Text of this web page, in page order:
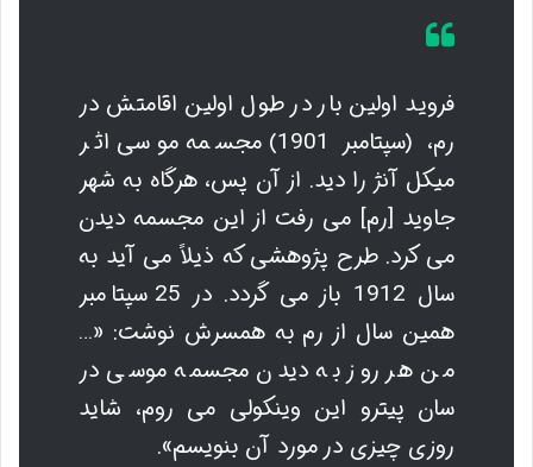
فروید اولین بار در طول اولین اقامتش در
رم، (سپتامبر 1901) مجسمه موسى اثر
میکل آنژ را دید. از آن پس، هرگاه به شهر
جاوید [رم] مى رفت از این مجسمه دیدن
مى کرد. طرح پژوهشى که ذیلاً مى آید به
سال 1912 باز مى گردد. در 25 سپتامبر
همین سال از رم به همسرش نوشت: «…
من هر روز به دیدن مجسمه موسى در
سان پیترو این وینکولى مى روم، شاید
روزى چیزى در مورد آن بنویسم».